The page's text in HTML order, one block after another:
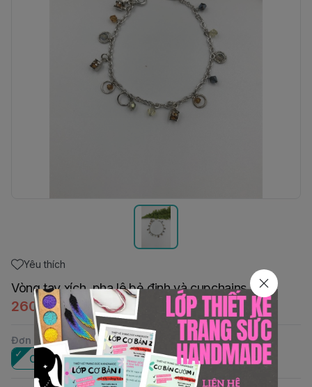
Yêu thích
Vòng tay xích, pha lê bẻ đinh và cupchains
260.000đ
Đơn vị:
Cái